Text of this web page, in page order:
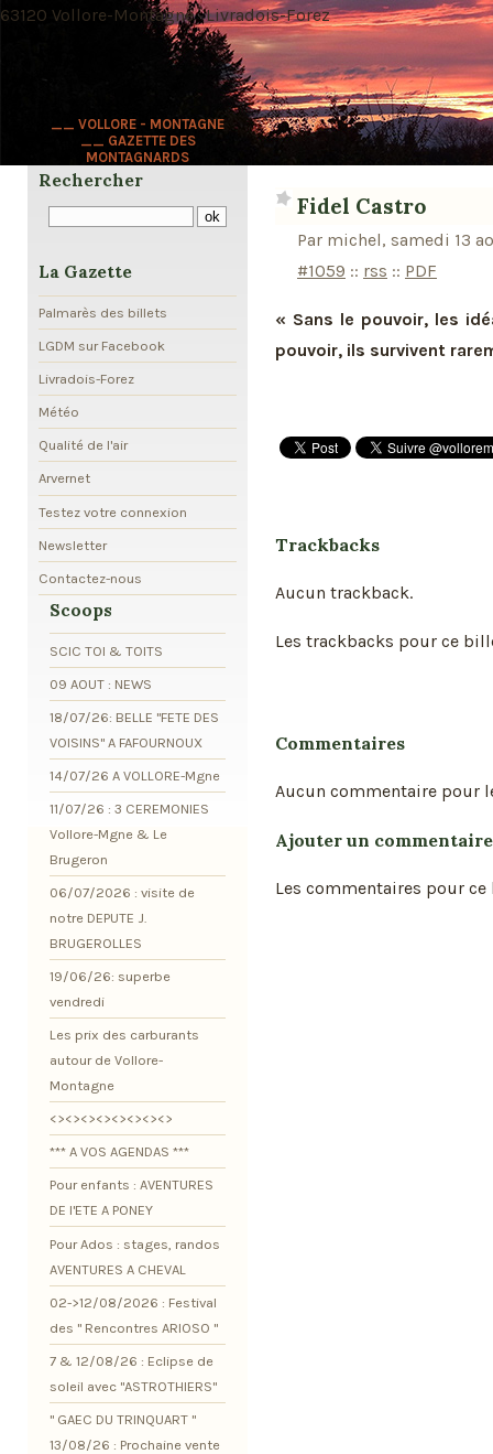
__ VOLLORE - MONTAGNE
__ GAZETTE DES
MONTAGNARDS
63120 Vollore-Montagne · Livradois-Forez
Fidel Castro
Par michel, samedi 13
#1059 :: rss :: PDF
« Sans le pouvoir, les
pouvoir, ils survivent
Trackbacks
Aucun trackback.
Les trackbacks pour ce
Commentaires
Aucun commentaire pour
Ajouter un commentaire
Les commentaires pour
Rechercher
La Gazette
Palmarès des billets
LGDM sur Facebook
Livradois-Forez
Météo
Qualité de l'air
Arvernet
Testez votre connexion
Newsletter
Contactez-nous
Scoops
SCIC TOI & TOITS
09 AOUT : NEWS
18/07/26: BELLE "FETE DES
VOISINS" A FAFOURNOUX
14/07/26 A VOLLORE-Mgne
11/07/26 : 3 CEREMONIES
Vollore-Mgne & Le
Brugeron
06/07/2026 : visite de
notre DEPUTE J.
BRUGEROLLES
19/06/26: superbe
vendredi
Les prix des carburants
autour de Vollore-
Montagne
<><><><><><><><>
*** A VOS AGENDAS ***
Pour enfants : AVENTURES
DE l'ETE A PONEY
Pour Ados : stages, randos
AVENTURES A CHEVAL
02->12/08/2026 : Festival
des " Rencontres ARIOSO "
7 & 12/08/26 : Eclipse de
soleil avec "ASTROTHIERS"
" GAEC DU TRINQUART "
13/08/26 : Prochaine vente